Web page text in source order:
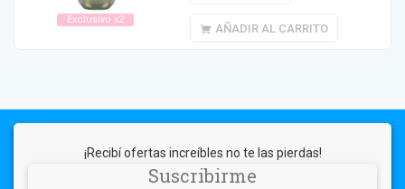
Exclusivo x2
AÑADIR AL CARRITO
¡Recibí ofertas increíbles no te las pierdas!
Suscribirme